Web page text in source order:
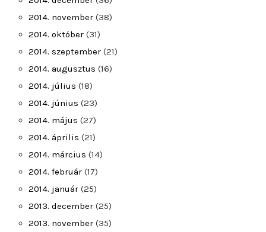
2014. november (38)
2014. október (31)
2014. szeptember (21)
2014. augusztus (16)
2014. július (18)
2014. június (23)
2014. május (27)
2014. április (21)
2014. március (14)
2014. február (17)
2014. január (25)
2013. december (25)
2013. november (35)